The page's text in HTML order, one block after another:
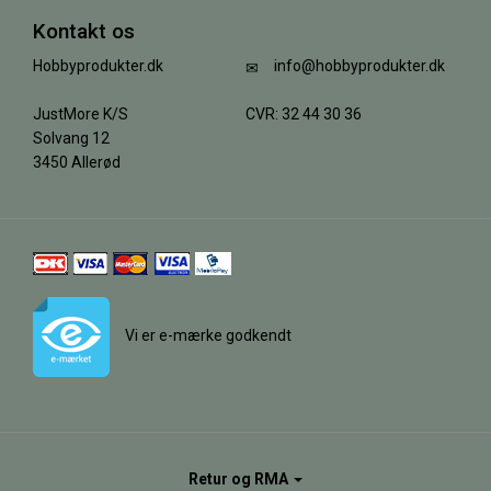
Kontakt os
Hobbyprodukter.dk
JustMore K/S
Solvang 12
3450 Allerød
info@hobbyprodukter.dk
CVR: 32 44 30 36
Vi er e-mærke godkendt
Retur og RMA